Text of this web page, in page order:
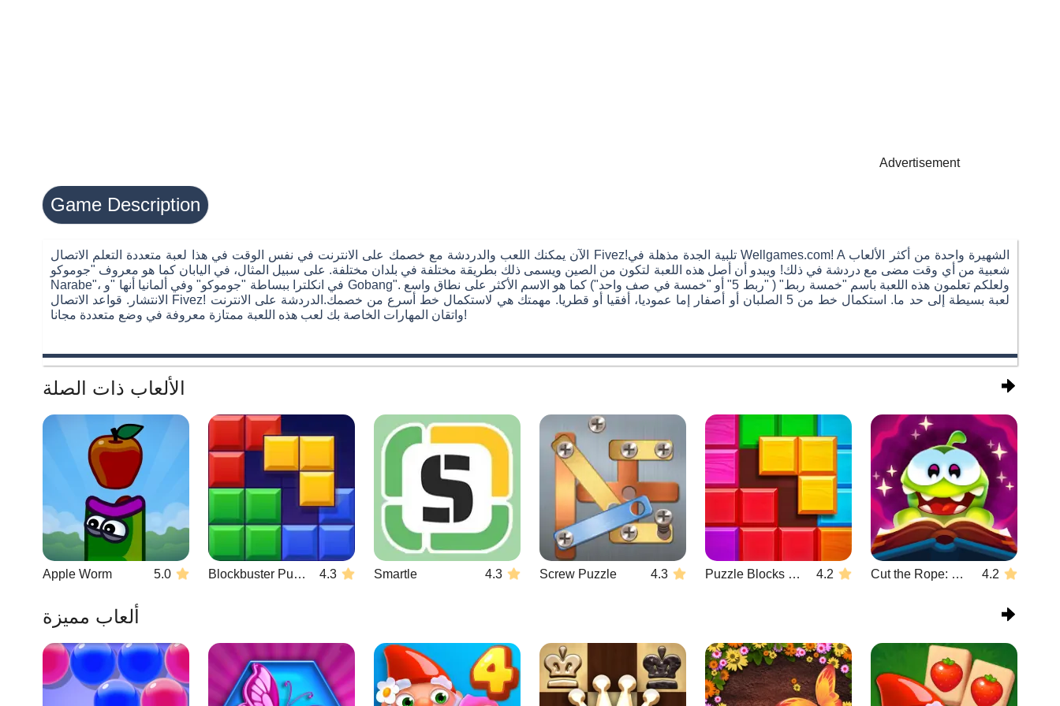
Advertisement
Game Description
الآن يمكنك اللعب والدردشة مع خصمك على الانترنت في نفس الوقت في هذا لعبة متعددة التعلم الاتصال Fivez!تلبية الجدة مذهلة في Wellgames.com! A الشهيرة واحدة من أكثر الألعاب
شعبية من أي وقت مضى مع دردشة في ذلك! ويبدو أن أصل هذه اللعبة لتكون من الصين ويسمى ذلك بطريقة مختلفة في بلدان مختلفة. على سبيل المثال، في اليابان كما هو معروف "جوموكو
Narabe"، في انكلترا ببساطة "جوموكو" وفي ألمانيا أنها "و Gobang". ولعلكم تعلمون هذه اللعبة باسم "خمسة ربط" ( "ربط 5" أو "خمسة في صف واحد") كما هو الاسم الأكثر على نطاق واسع
الانتشار. قواعد الاتصال Fivez! لعبة بسيطة إلى حد ما. استكمال خط من 5 الصلبان أو أصفار إما عموديا، أفقيا أو قطريا. مهمتك هي لاستكمال خط أسرع من خصمك.الدردشة على الانترنت
واتقان المهارات الخاصة بك لعب هذه اللعبة ممتازة معروفة في وضع متعددة مجانا!
الألعاب ذات الصلة
Apple Worm 5.0 Blockbuster Puzzle 4.3 Smartle 4.3 Screw Puzzle 4.3 Puzzle Blocks Classic 4.2 Cut the Rope: Magic 4.2
ألعاب مميزة